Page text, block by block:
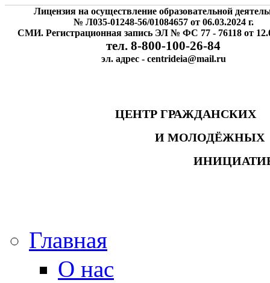
Лицензия на осуществление образовательной
№ Л035-01248-56/01084657 от 06.03.2024 г.
СМИ. Регистрационная запись ЭЛ № ФС 77 - 76118 от
тел. 8-800-100-26-84
эл. адрес - centrideia@mail.ru
ЦЕНТР
И
Главная
О нас